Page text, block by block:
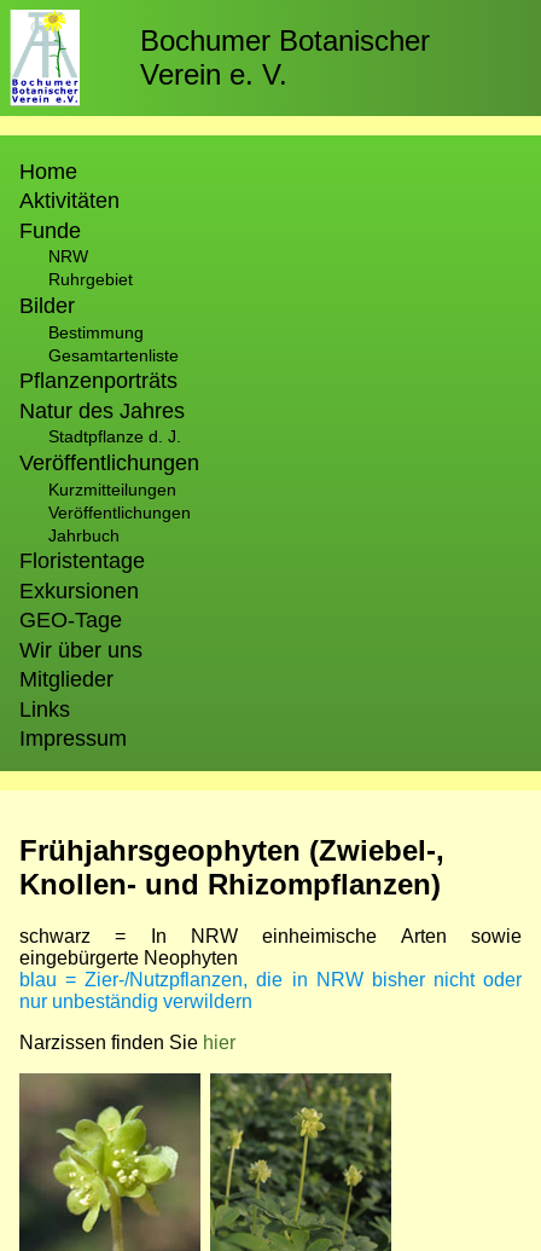
Direkt
zum
Inhalt
Bochumer Botanischer
Verein e. V.
Home
Aktivitäten
Funde
NRW
Ruhrgebiet
Bilder
Bestimmung
Gesamtartenliste
Pflanzenporträts
Natur des Jahres
Stadtpflanze d. J.
Veröffentlichungen
Kurzmitteilungen
Veröffentlichungen
Jahrbuch
Floristentage
Exkursionen
GEO-Tage
Wir über uns
Mitglieder
Links
Impressum
Frühjahrsgeophyten (Zwiebel-,
Knollen- und Rhizompflanzen)
schwarz = In NRW einheimische Arten sowie
eingebürgerte Neophyten
blau = Zier-/Nutzpflanzen, die in NRW bisher nicht oder
nur unbeständig verwildern
Narzissen finden Sie hier
Bild